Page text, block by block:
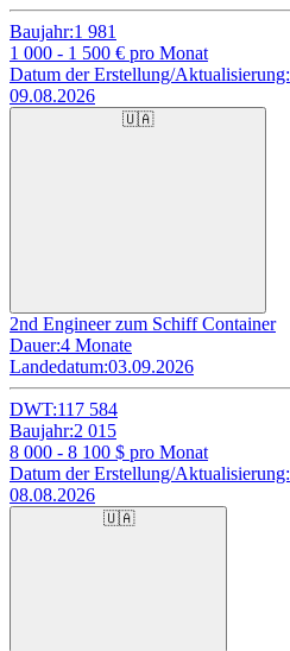
Baujahr:1 981
1 000 - 1 500 € pro Monat
Datum der Erstellung/Aktualisierung:
09.08.2026
🇺🇦
2nd Engineer zum Schiff Container
Dauer:4 Monate
Landedatum:03.09.2026
DWT:117 584
Baujahr:2 015
8 000 - 8 100 $ pro Monat
Datum der Erstellung/Aktualisierung:
08.08.2026
🇺🇦